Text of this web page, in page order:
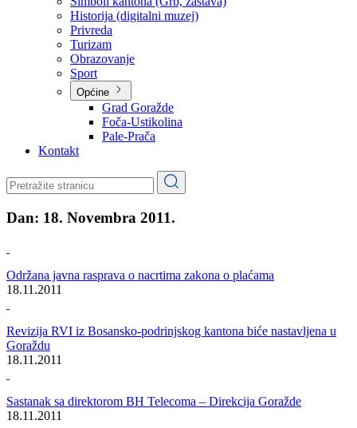
O kantonu
O kantonu
Simboli kantona (Grb, zastava)
Historija (digitalni muzej)
Privreda
Turizam
Obrazovanje
Općine
Pale-Prača
Kontakt
18.11.2011